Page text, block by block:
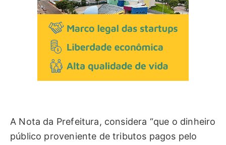
A Nota da Prefeitura, considera “que o dinheiro
público proveniente de tributos pagos pelo